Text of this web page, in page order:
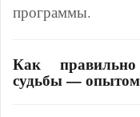
программы.
Как правильно
судьбы —